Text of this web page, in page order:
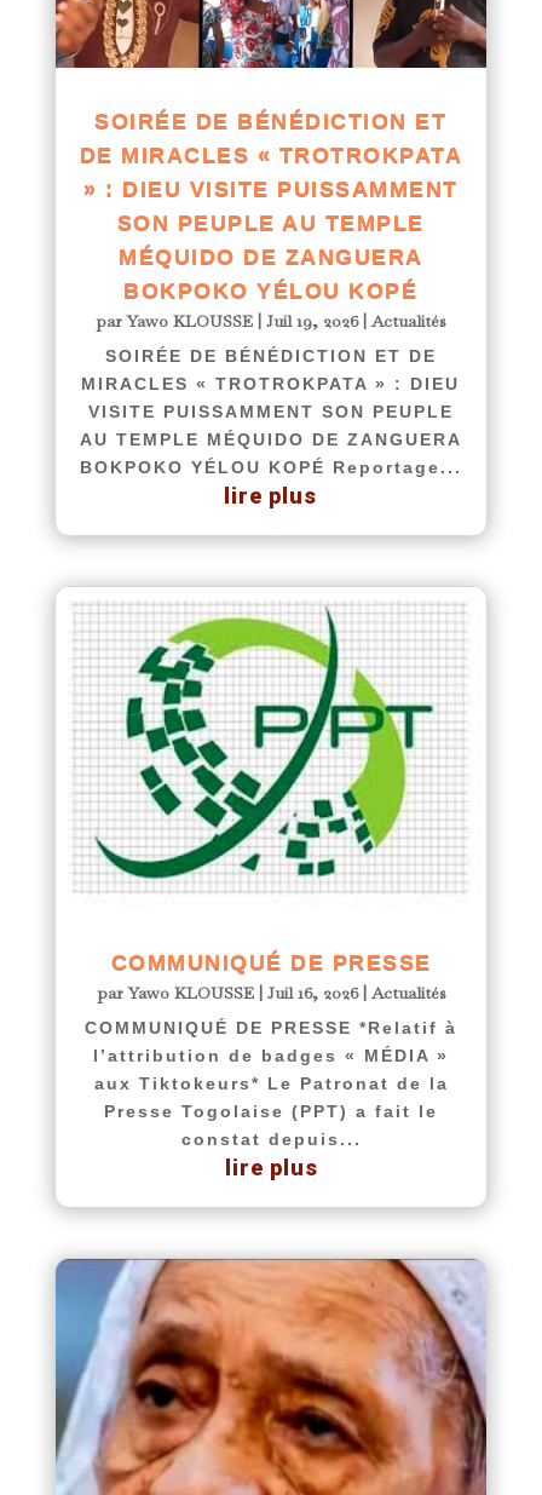
SOIRÉE DE BÉNÉDICTION ET
DE MIRACLES « TROTROKPATA
» : DIEU VISITE PUISSAMMENT
SON PEUPLE AU TEMPLE
MÉQUIDO DE ZANGUERA
BOKPOKO YÉLOU KOPÉ
parYawo KLOUSSE| Juil 19, 2026| Actualités
SOIRÉE DE BÉNÉDICTION ET DE
MIRACLES « TROTROKPATA » : DIEU
VISITE PUISSAMMENT SON PEUPLE
AU TEMPLE MÉQUIDO DE ZANGUERA
BOKPOKO YÉLOU KOPÉ Reportage...
lire plus
COMMUNIQUÉ DE PRESSE
parYawo KLOUSSE| Juil 16, 2026|Actualités
COMMUNIQUÉ DE PRESSE *Relatif à
l’attribution de badges « MÉDIA »
aux Tiktokeurs* Le Patronat de la
Presse Togolaise (PPT) a fait le
constat depuis...
lire plus